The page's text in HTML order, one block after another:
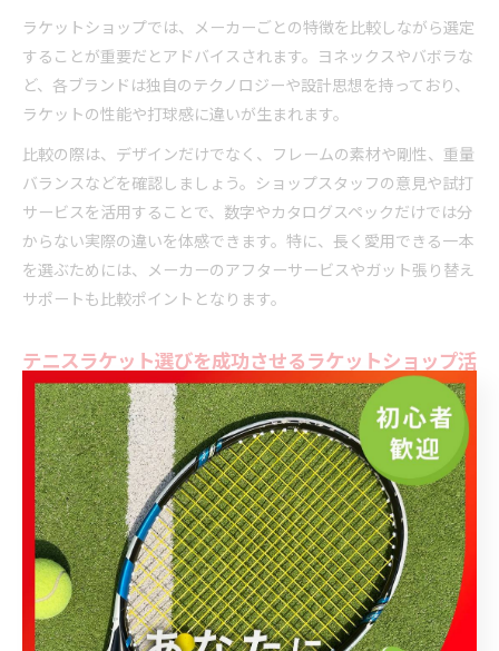
ラケットショップでは、メーカーごとの特徴を比較しながら選定
することが重要だとアドバイスされます。ヨネックスやバボラな
ど、各ブランドは独自のテクノロジーや設計思想を持っており、
ラケットの性能や打球感に違いが生まれます。
比較の際は、デザインだけでなく、フレームの素材や剛性、重量
バランスなどを確認しましょう。ショップスタッフの意見や試打
サービスを活用することで、数字やカタログスペックだけでは分
からない実際の違いを体感できます。特に、長く愛用できる一本
を選ぶためには、メーカーのアフターサービスやガット張り替え
サポートも比較ポイントとなります。
テニスラケット選びを成功させるラケットショップ活
用法
ラケットショップを最大限に活用するためには、事前に自分のプ
レースタイルや改善したいポイントを整理しておくと良いでしょ
う。専門スタッフに相談することで、プレーヤーの悩みや希望を
的確にヒアリングし、最適なラケットやガットの提案が得られま
す。
また、ショップによっては無料の試打やガット張り替えサービス
を提供しています。実際にラケットを試すことで、スペック表だ
けでは分からない使用感を確かめられます。ラケットのメンテナ